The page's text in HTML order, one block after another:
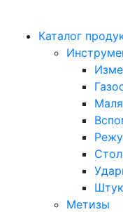
Каталог
Метизы